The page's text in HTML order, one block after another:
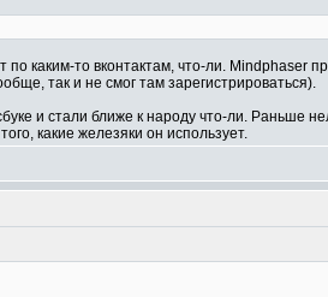
каким-то вконтактам, что-ли. Mindphaser
так и не смог там зарегистрироваться).
и стали ближе к народу что-ли. Раньше
какие железяки он использует.